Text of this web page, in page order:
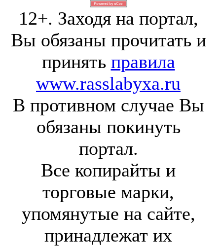
12+. Заходя на портал,
Вы обязаны прочитать и
принять правила
www.rasslabyxa.ru
В противном случае Вы
обязаны покинуть
портал.
Все копирайты и
торговые марки,
упомянутые на сайте,
принадлежат их